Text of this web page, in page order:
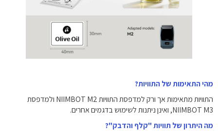
מהי התאימות של התוויות?
התוויות מתאימות אך ורק למדפסת התוויות NIIMBOT M2 ולמדפסת
NIIMBOT M3, ואינן ניתנות לשימוש בדגמים אחרים.
מה היתרון של תוויות "קלף והדבק"?